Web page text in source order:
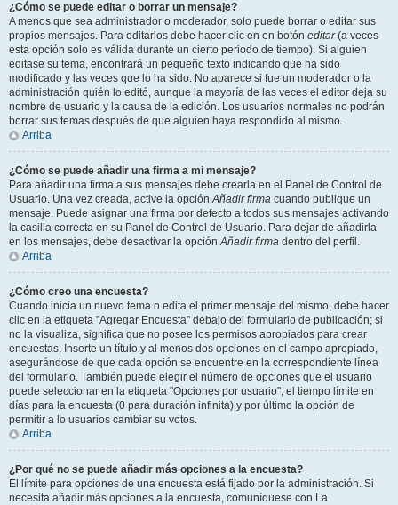
¿Cómo se puede editar o borrar un mensaje?
A menos que sea administrador o moderador, solo puede borrar o editar sus
propios mensajes. Para editarlos debe hacer clic en en botón editar(a veces
esta opción solo es válida durante un cierto periodo de tiempo). Si alguien
editase su tema, encontrará un pequeño texto indicando que ha sido
modificado y las veces que lo ha sido. No aparece si fue un moderador o la
administración quién lo editó, aunque la mayoría de las veces el editor deja su
nombre de usuario y la causa de la edición. Los usuarios normales no podrán
borrar sus temas después de que alguien haya respondido al mismo.
Arriba
¿Cómo se puede añadir una firma a mi mensaje?
Para añadir una firma a sus mensajes debe crearla en el Panel de Control de
Usuario. Una vez creada, active la opciónAñadir firma cuando publique un
mensaje. Puede asignar una firma por defecto a todos sus mensajes activando
la casilla correcta en su Panel de Control de Usuario. Para dejar de añadirla
en los mensajes, debe desactivar la opciónAñadir firma dentro del perfil.
Arriba
¿Cómo creo una encuesta?
Cuando inicia un nuevo tema o edita el primer mensaje del mismo, debe hacer
clic en la etiqueta "Agregar Encuesta" debajo del formulario de publicación; si
no la visualiza, significa que no posee los permisos apropiados para crear
encuestas. Inserte un título y al menos dos opciones en el campo apropiado,
asegurándose de que cada opción se encuentre en la correspondiente línea
del formulario. También puede elegir el número de opciones que el usuario
puede seleccionar en la etiqueta "Opciones por usuario", el tiempo límite en
días para la encuesta (0 para duración infinita) y por último la opción de
permitir a lo usuarios cambiar su votos.
Arriba
¿Por qué no se puede añadir más opciones a la encuesta?
El límite para opciones de una encuesta está fijado por la administración. Si
necesita añadir más opciones a la encuesta, comuníquese con La